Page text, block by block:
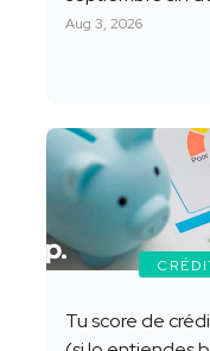
Aug 3, 2026
Tu score de